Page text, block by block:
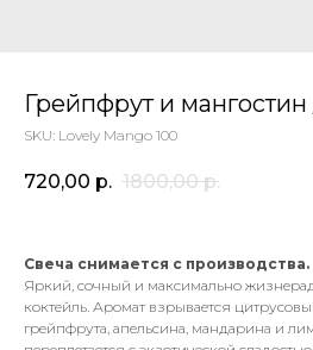
Грейпфрут и
SKU: Lovely Mango 100
720,00 р. 1800,00 р.
Свеча снимается с производства.
Яркий, сочный и максимально
коктейль. Аромат взрывается
грейпфрута, апельсина, мандарина и